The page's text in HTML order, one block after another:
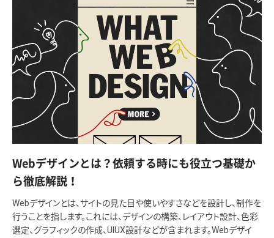
Webデザインとは？依頼する時にも役立つ基礎か
ら徹底解説！
Webデザインとは、サイトの見た目や使いやすさなどを設計し、制作を
行うことを指します。これには、デザインの構築、レイアウト設計、色彩
選定、グラフィックの作成、UIUX設計などが含まれます。Webデザイ